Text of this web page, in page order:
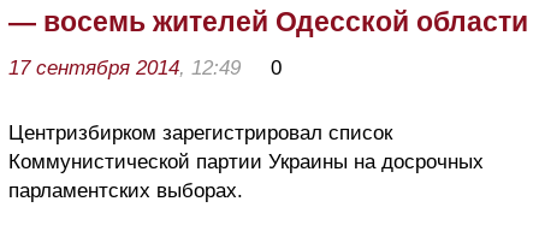
— восемь жителей Одесской области
17 сентября 2014, 12:49 0
Центризбирком зарегистрировал список
Коммунистической партии Украины на досрочных
парламентских выборах.